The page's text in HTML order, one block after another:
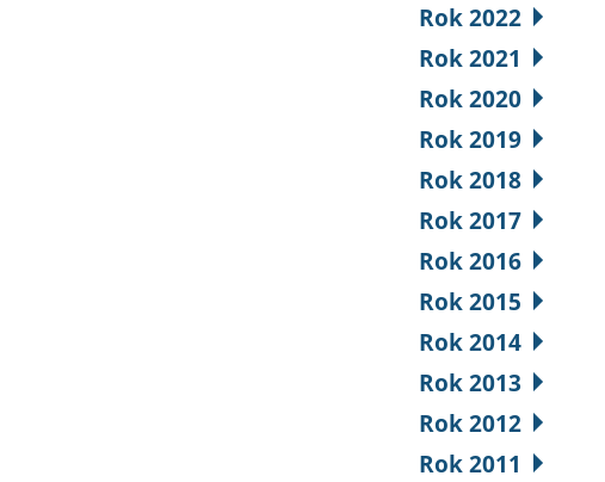
Rok 2022
Rok 2021
Rok 2020
Rok 2019
Rok 2018
Rok 2017
Rok 2016
Rok 2015
Rok 2014
Rok 2013
Rok 2012
Rok 2011